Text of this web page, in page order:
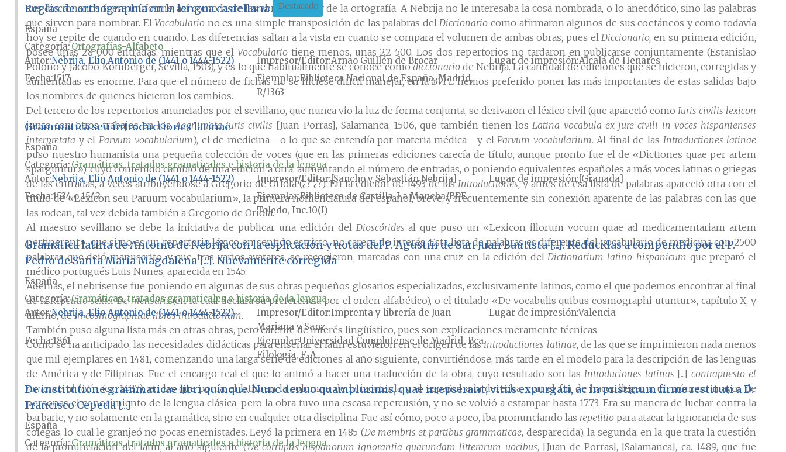
sus diccionarios fuera uniforme, así como la de las abreviaturas y de la ortografía. A Nebrija no le interesaba la cosa nombrada, o lo anecdótico, sino las palabras
que sirven para nombrar. ElVocabulario no es una simple transposición de las palabras del Diccionario como afirmaron algunos de sus coetáneos y como todavía
hoy se repite de cuando en cuando. Las diferencias saltan a la vista en cuanto se compara el volumen de ambas obras, pues el Diccionario, en su primera edición,
posee unas 28 000 entradas, mientras que el Vocabulariotiene menos, unas 22 500. Los dos repertorios no tardaron en publicarse conjuntamente (Estanislao
Polono y Jacobo Komberger, Sevilla, 1503), y es lo que habitualmente se conoce comodiccionariode Nebrija. La cantidad de ediciones que se hicieron, corregidas y
aumentadas es enorme. Para que el número de fichas no se hiciese difícil manejar, en laBVFEhemos preferido poner las más importantes de estas salidas bajo
los nombres de quienes hicieron los cambios.
Del tercero de los repertorios anunciados por el sevillano, que nunca vio la luz de forma conjunta, se derivaron el léxico civil (que apareció como Iuris civilis lexicon
junto con otros trabajos en losAegnimata iuris civilis [Juan Porras], Salamanca, 1506, que también tienen los Latina vocabula ex jure civili in voces hispanienses
interpretata y el Parvum vocabularium), el de medicina –o lo que se entendía por materia médica– y el Parvum vocabularium. Al final de las Introductiones latinae
puso nuestro humanista una pequeña colección de voces (que en las primeras ediciones carecía de título, aunque pronto fue el de «Dictiones quae per artem
sparguntur»), cuyo contenido cambió de una edición a otra, aumentando el número de entradas, o poniendo equivalentes españoles a más voces latinas o griegas
de las entradas, a veces atribuyéndose a Gregorio de Oriola (¿?-¿?). En la edición de 1493 de las Introductiones,y antes de esa lista de palabras apareció otra con el
título de «Lexicon seu Paruum vocabularium», la primera nomenclatura del español, breve, y frecuentemente sin conexión aparente de las palabras con las que
las rodean, tal vez debida también a Gregorio de Oriola.
Al maestro sevillano se debe la iniciativa de publicar una edición del Dioscórides al que puso un «Lexicon illorum vocum quae ad medicamentariam artem
pertinerent», que si no es un repertorio léxico en sentido estricto, no carece de interés. Esta lista de palabras es diferente del vocabulario de medicina con 2500
palabras que dejó manuscrito, y que, tras varios avatares, se recogieron, marcadas con una cruz en la edición del Dictionarium latino-hispanicum que preparó el
médico portugués Luis Nunes, aparecida en 1545.
Además, el nebrisense fue poniendo en algunas de sus obras pequeños glosarios especializados, exclusivamente latinos, como el que podemos encontrar al final
de laRepetitio sexta. De mensuris(en la cual declara su preferencia por el orden alfabético), o el titulado «De vocabulis quibus cosmographi utuntur», capítulo X, y
último, deIn cosmographiae libros introductorium.
También puso alguna lista más en otras obras, pero carente de interés lingüístico, pues son explicaciones meramente técnicas.
Como se ha anticipado, las necesidades didácticas para enseñar el latín estuvieron en el origen de lasIntroductiones latinae, de las que se imprimieron nada menos
que mil ejemplares en 1481, comenzando una larga serie de ediciones al año siguiente, convirtiéndose, más tarde en el modelo para la descripción de las lenguas
de América y de Filipinas. Fue el encargo real el que lo animó a hacer una traducción de la obra, cuyo resultado son las Introduciones latinas [...] contrapuesto el
romance al latín(ca. 1487), en las que ponía el latín en la columna de la izquierda y el español a la derecha, con el fin de hacer llegar a un número mayor de
personas el conocimiento de la lengua clásica, pero la obra tuvo una escasa repercusión, y no se volvió a estampar hasta 1773. Era su manera de luchar contra la
barbarie, y no solamente en la gramática, sino en cualquier otra disciplina. Fue así cómo, poco a poco, iba pronunciando las repetitio para atacar la ignorancia de sus
colegas, lo cual le granjeó no pocas enemistades. Leyó la primera en 1485 (De membris et partibus grammaticae, desparecida), la segunda, en la que trata la cuestión
de la pronunciación del latín, al año siguiente (De corruptis hispanorum ignorantia quarundam litterarum uocibus, [Juan de Porras], [Salamanca], ca. 1489, que fue
Reglas de orthographía en la lengua castellana Destacado
España
Categoría:Ortografías-Alfabeto
Autor Nebrija, Elio Antonio de (1441 o 1444-1522) Impresor/Editor Arnao Guillén de Brocar Lugar de impresión Alcalá de Henares
Fecha1517 Ejemplar Biblioteca Nacional de España, Madrid,
R/1363
Grammatica seu introductiones latinae
España
Categoría:Gramáticas, tratados gramaticales e historia de la lengua
Autor Nebrija, Elio Antonio de (1441 o 1444-1522) Impresor/Editor [Sancho y Sebastián Nebrija] Lugar de impresión [Granada]
Fecha1534 o 1542 Ejemplar Biblioteca de Castilla-La Mancha/BPE,
Toledo, Inc.10(I)
Gramática latina de Antonio de Nebrija con la esplicación y notas del P. Agustín de San Juan Bautista [...]. Reducidas a compendio por el P.
Pedro de Santa María Magdalena [...]. Nuevamente corregida
España
Categoría:Gramáticas, tratados gramaticales e historia de la lengua
Autor Nebrija, Elio Antonio de (1441 o 1444-1522) Impresor/Editor Imprenta y librería de Juan
Mariana y Sanz
Lugar de impresiónValencia
Fecha1861 EjemplarUniversidad Complutense de Madrid, Bca.
Filología, F. A...
De institutione grammaticae libri quinque. Nunc denuo quamplurimis, quae irrepserant, vitiis expurgati, ac in pristinum firme restituti a D.
Francisco Cepeda [...]
España
Categoría:Gramáticas, tratados gramaticales e historia de la lengua